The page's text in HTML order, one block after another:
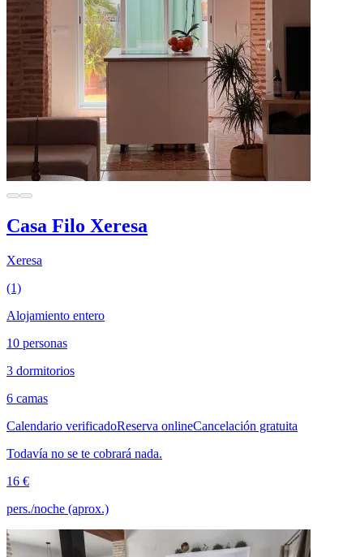
Casa Filo Xeresa
Xeresa
(1)
Alojamiento entero
10 personas
3 dormitorios
6 camas
Calendario verificadoReserva onlineCancelación gratuita
Todavía no se te cobrará nada.
16 €
pers./noche (aprox.)